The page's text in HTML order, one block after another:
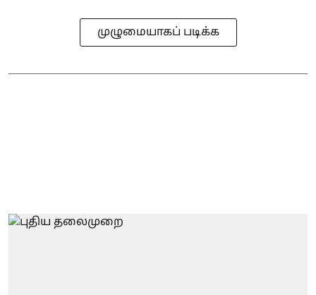
முழுமையாகப் படிக்க